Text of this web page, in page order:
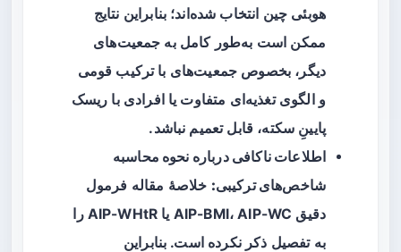
هوبئی چین انتخاب شده‌اند؛ بنابراین نتایج
ممکن است به‌طور کامل به جمعیت‌های
دیگر، بخصوص جمعیت‌های با ترکیب قومی
و الگوی تغذیه‌ای متفاوت یا افرادی با ریسک
پایینِ سکته، قابل تعمیم نباشد.
اطلاعات ناکافی درباره نحوه محاسبه
شاخص‌های ترکیبی: خلاصهٔ مقاله فرمول
دقیق AIP-BMI، AIP-WC یا AIP-WHtR را
به تفصیل ذکر نکرده است. بنابراین